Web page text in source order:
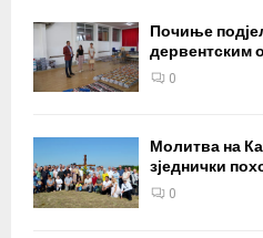
Почиње
дервентским
0
Молитва на
зједнички
0